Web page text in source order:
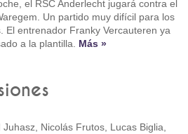
el RSC Anderlecht jugará contra el
Un partido muy difícil para los
El entrenador Franky Vercauteren ya
a la plantilla. Más »
Juhasz, Nicolás Frutos, Lucas Biglia,